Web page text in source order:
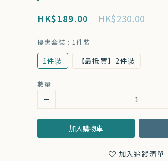
HK$230.00
HK$189.00
優惠套裝 : 1件裝
1件裝 【最抵買】2件裝
數量
加入購物車
加入追蹤清單